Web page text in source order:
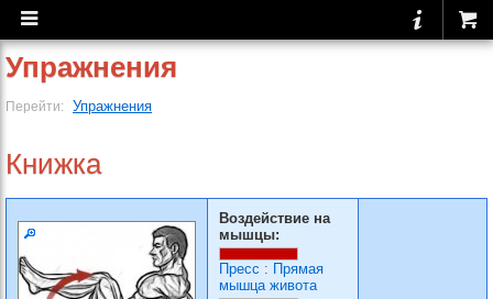
Упражнения
Перейти: Упражнения
Книжка
Воздействие на
мышцы:
Пресс : Прямая
мышца живота